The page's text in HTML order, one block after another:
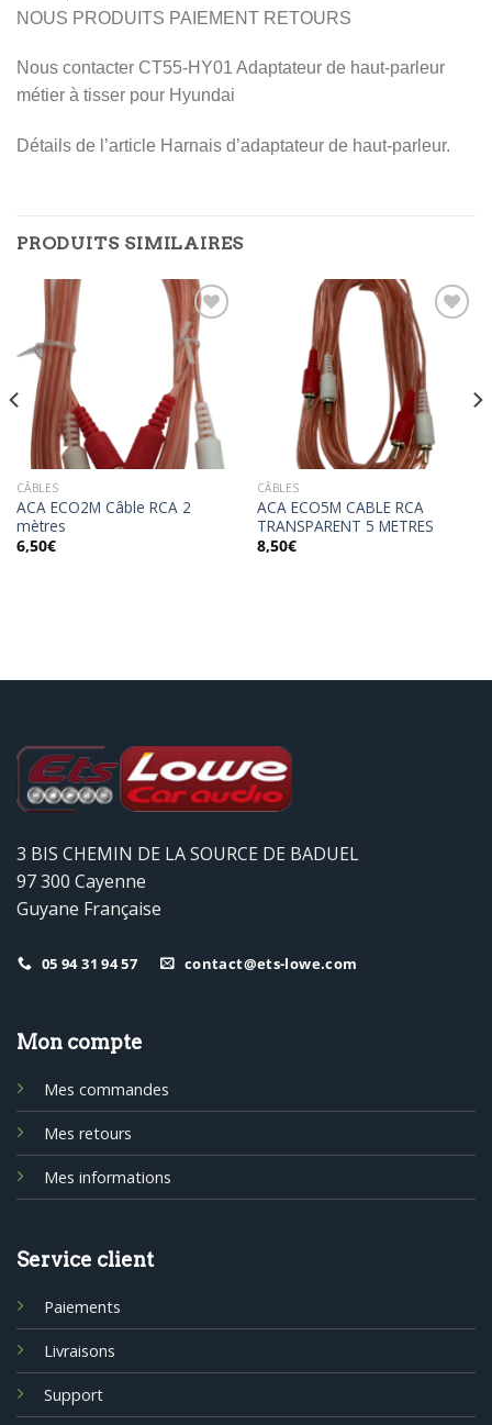
NOUS PRODUITS PAIEMENT RETOURS
Nous contacter CT55-HY01 Adaptateur de haut-parleur
métier à tisser pour Hyundai
Détails de l’article Harnais d’adaptateur de haut-parleur.
PRODUITS SIMILAIRES
Ajouter
à la
wishlist
CÂBLES
ACA ECO2M Câble RCA 2
mètres
6,50€
Ajouter
wishlist
CÂBLES
ACA ECO5M CABLE RCA
TRANSPARENT 5 METRES
8,50€
3 BIS CHEMIN DE LA SOURCE DE BADUEL
97 300 Cayenne
Guyane Française
05 94 31 94 57 contact@ets-lowe.com
Mon compte
Mes commandes
Mes retours
Mes informations
Service client
Paiements
Livraisons
Support